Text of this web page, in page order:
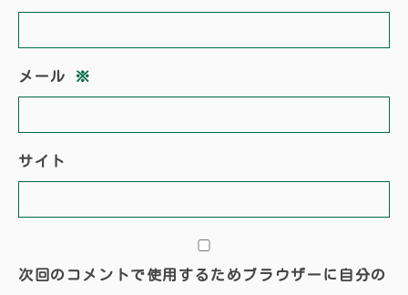
メール ※
サイト
次回のコメントで使用するためブラウザーに自分の